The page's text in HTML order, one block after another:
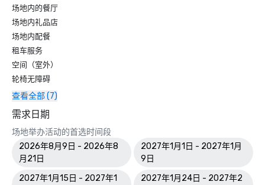
场地内的餐厅
场地内礼品店
场地内配餐
租车服务
空间（室外）
轮椅无障碍
查看全部 (7)
需求日期
场地举办活动的首选时间段
2026年8月9日 - 2026年8
月21日
2027年1月1日 - 2027年1月
9日
2027年1月15日 - 2027年1
2027年1月24日 - 2027年2